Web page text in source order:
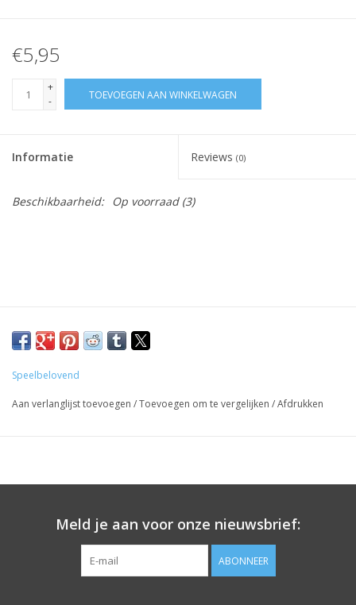
€5,95
+
-
TOEVOEGEN AAN WINKELWAGEN
Informatie Reviews (0)
Beschikbaarheid: Op voorraad(3)
Speelbelovend
Aan verlanglijst toevoegen /Toevoegen om te vergelijken /Afdrukken
Meld je aan voor onze nieuwsbrief:
ABONNEER